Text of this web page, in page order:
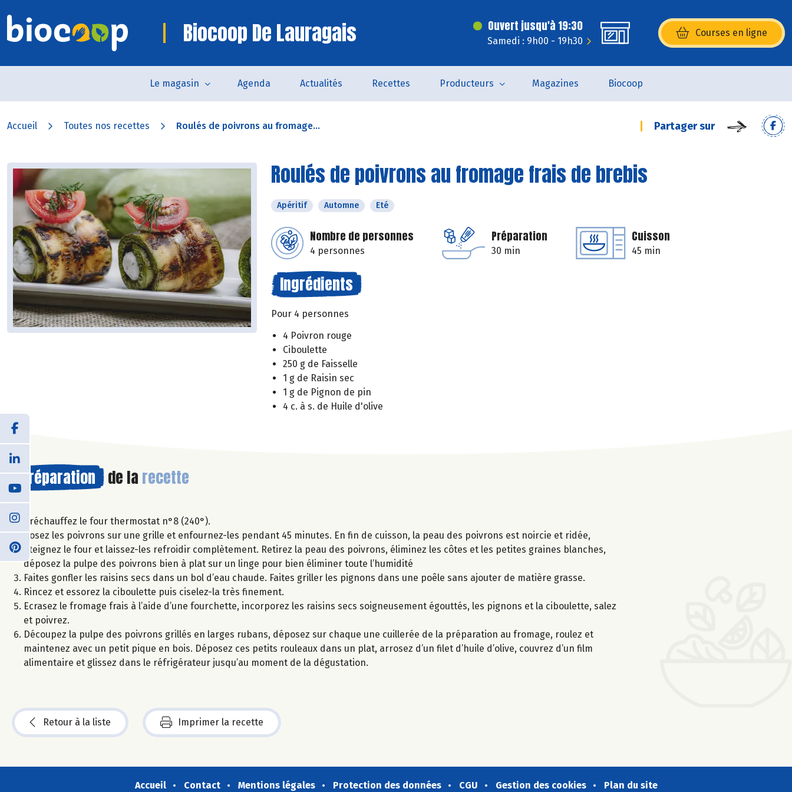
Biocoop De Lauragais Ouvert jusqu'à 19:30
Samedi : 9h00 - 19h30
Courses en ligne
(s’ouvre dans une nouvelle
Le magasin Agenda Actualités Recettes Producteurs Magazines Biocoop
Accueil Toutes nos recettes Roulés de poivrons au fromage... Partager sur
Roulés de poivrons au fromage frais de brebis
Apéritif Automne Eté
Nombre de personnes
4 personnes
Préparation
30 min
Cuisson
45 min
Ingrédients
Pour 4 personnes
4 Poivron rouge
Ciboulette
250 g de Faisselle
1 g de Raisin sec
1 g de Pignon de pin
4 c. à s. de Huile d'olive
Préparation de la recette
Préchauffez le four thermostat n°8 (240°).
Posez les poivrons sur une grille et enfournez-les pendant 45 minutes. En fin de cuisson, la peau des poivrons est noircie et ridée,
éteignez le four et laissez-les refroidir complètement. Retirez la peau des poivrons, éliminez les côtes et les petites graines blanches,
déposez la pulpe des poivrons bien à plat sur un linge pour bien éliminer toute l’humidité
Faites gonfler les raisins secs dans un bol d’eau chaude. Faites griller les pignons dans une poêle sans ajouter de matière grasse.
Rincez et essorez la ciboulette puis ciselez-la très finement.
Ecrasez le fromage frais à l’aide d’une fourchette, incorporez les raisins secs soigneusement égouttés, les pignons et la ciboulette, salez
et poivrez.
Découpez la pulpe des poivrons grillés en larges rubans, déposez sur chaque une cuillerée de la préparation au fromage, roulez et
maintenez avec un petit pique en bois. Déposez ces petits rouleaux dans un plat, arrosez d’un filet d’huile d’olive, couvrez d’un film
alimentaire et glissez dans le réfrigérateur jusqu’au moment de la dégustation.
Retour à la liste Imprimer la recette
Accueil Contact Mentions légales Protection des données CGU Gestion des cookies Plan du site